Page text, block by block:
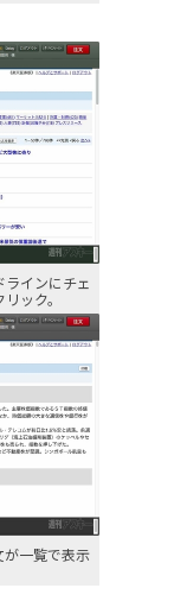
インにチェ
ック。
が一覧で表示